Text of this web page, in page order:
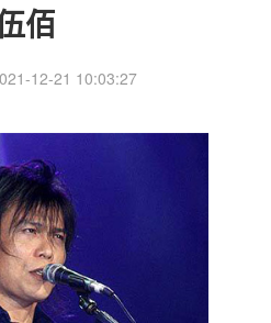
佰
12-21 10:03:27